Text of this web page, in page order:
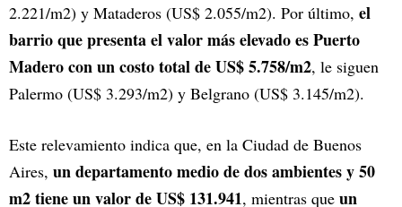
2.221/m2) y Mataderos (US$ 2.055/m2). Por último, el
barrio que presenta el valor más elevado es Puerto
Madero con un costo total de US$ 5.758/m2, le siguen
Palermo (US$ 3.293/m2) y Belgrano (US$ 3.145/m2).
Este relevamiento indica que, en la Ciudad de Buenos
Aires, un departamento medio de dos ambientes y 50
m2 tiene un valor de US$ 131.941, mientras que un